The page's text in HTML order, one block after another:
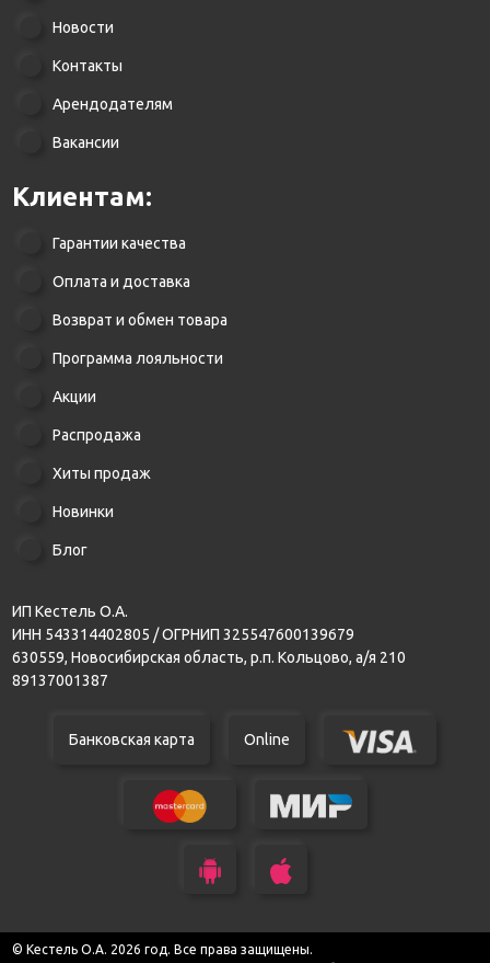
Новости
Контакты
Арендодателям
Вакансии
Клиентам:
Гарантии качества
Оплата и доставка
Возврат и обмен товара
Программа лояльности
Акции
Распродажа
Хиты продаж
Новинки
Блог
ИП Кестель О.А.
ИНН 543314402805 / ОГРНИП 325547600139679
630559, Новосибирская область, р.п. Кольцово, а/я 210
89137001387
Банковская карта Online
© Кестель О.А. 2026 год. Все права защищены.